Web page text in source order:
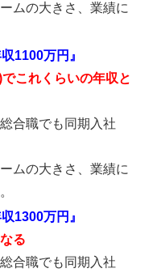
ムの大きさ、業績に
1100万円』
これくらいの年収と
合職でも同期入社
ムの大きさ、業績に
1300万円』
る
合職でも同期入社